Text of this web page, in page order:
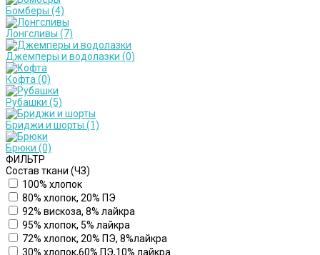
Бомберы (4)
Лонгсливы (7)
Джемперы и водолазки (0)
Кофта (0)
Рубашки (5)
Бриджи и шорты (1)
Брюки (0)
ФИЛЬТР
Состав ткани (ЧЗ)
100% хлопок
80% хлопок, 20% ПЭ
92% вискоза, 8% лайкра
95% хлопок, 5% лайкра
72% хлопок, 20% ПЭ, 8%лайкра
30% хлопок,60% ПЭ,10% лайкра